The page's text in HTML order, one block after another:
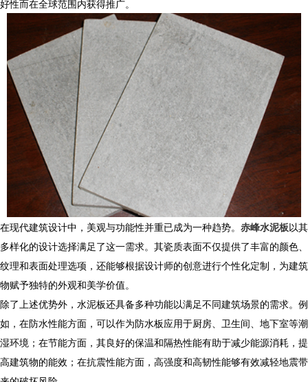
好性而在全球范围内获得推广。
在现代建筑设计中，美观与功能性并重已成为一种趋势。 赤峰水泥板以其
多样化的设计选择满足了这一需求。其瓷质表面不仅提供了丰富的颜色、
纹理和表面处理选项，还能够根据设计师的创意进行个性化定制，为建筑
物赋予独特的外观和美学价值。
除了上述优势外，水泥板还具备多种功能以满足不同建筑场景的需求。例
如，在防水性能方面，可以作为防水板应用于厨房、卫生间、地下室等潮
湿环境；在节能方面，其良好的保温和隔热性能有助于减少能源消耗，提
高建筑物的能效；在抗震性能方面，高强度和高韧性能够有效减轻地震带